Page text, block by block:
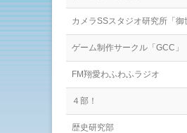
カメラSSスタジオ研究所「御
ゲーム制作サークル「GCC」
FM翔愛わふわふラジオ
４部！
歴史研究部